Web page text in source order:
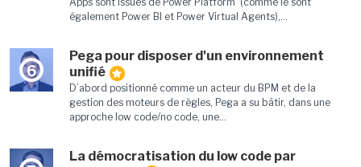
également Power BI et Power Virtual Agents),...
6
Pega pour disposer d'un environnement
unifié
D’abord positionné comme un acteur du BPM et de la
gestion des moteurs de règles, Pega a su bâtir, dans une
approche low code/no code, une...
La démocratisation du low code par